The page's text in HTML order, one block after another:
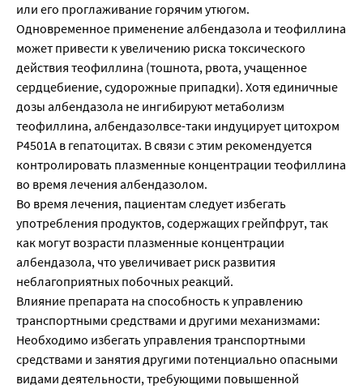
или его проглаживание горячим утюгом.
Одновременное применение албендазола и теофиллина
может привести к увеличению риска токсического
действия теофиллина (тошнота, рвота, учащенное
сердцебиение, судорожные припадки). Хотя единичные
дозы албендазола не ингибируют метаболизм
теофиллина, албендазолвсе-таки индуцирует цитохром
Р4501А в гепатоцитах. В связи с этим рекомендуется
контролировать плазменные концентрации теофиллина
во время лечения албендазолом.
Во время лечения, пациентам следует избегать
употребления продуктов, содержащих грейпфрут, так
как могут возрасти плазменные концентрации
албендазола, что увеличивает риск развития
неблагоприятных побочных реакций.
Влияние препарата на способность к управлению
транспортными средствами и другими механизмами:
Необходимо избегать управления транспортными
средствами и занятия другими потенциально опасными
видами деятельности, требующими повышенной